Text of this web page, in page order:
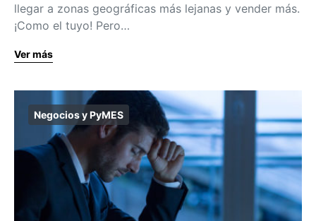
llegar a zonas geográficas más lejanas y vender más.
¡Como el tuyo! Pero…
Ver más
Negocios y PyMES